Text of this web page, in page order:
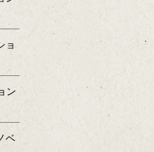
ョ
ン
ベ